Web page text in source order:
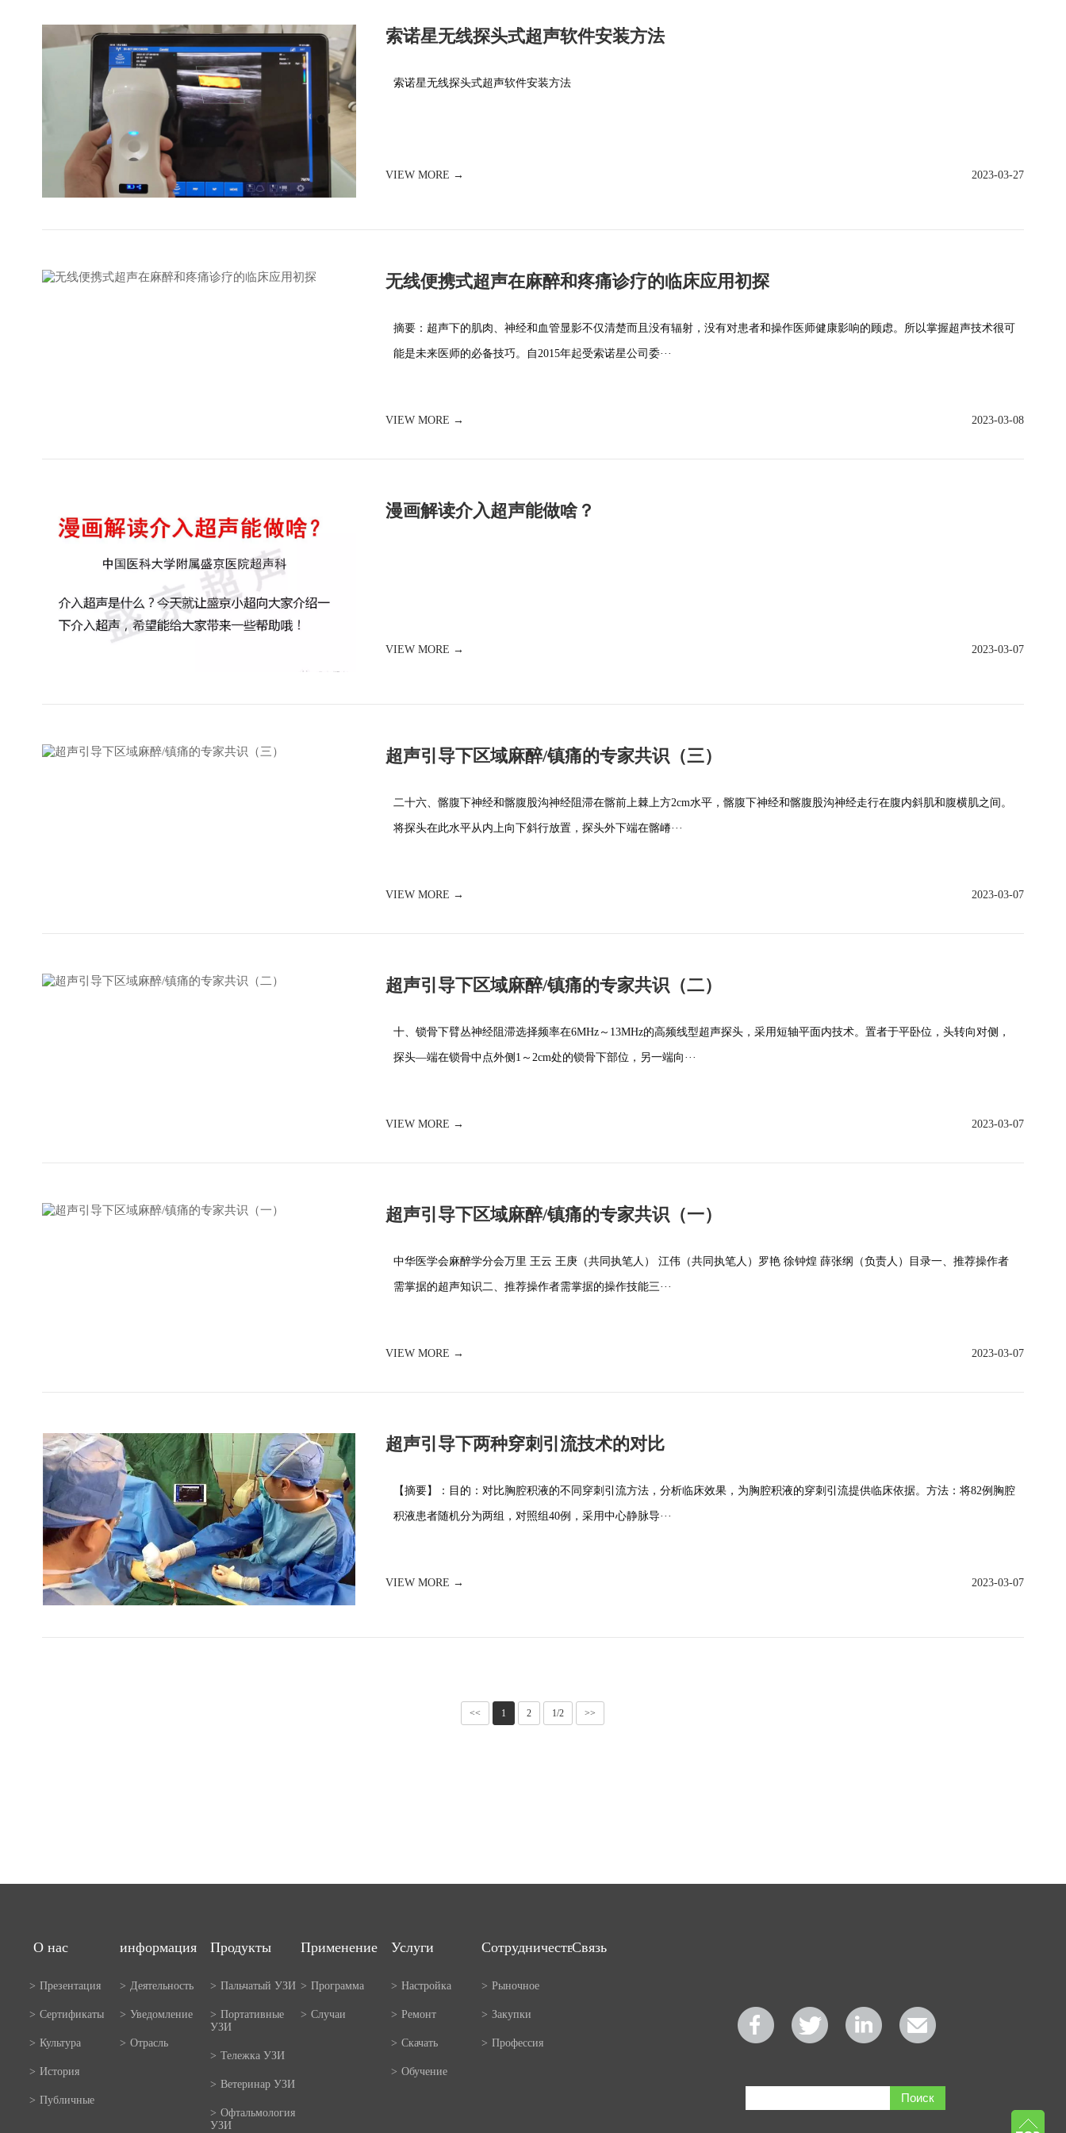
索诺星无线探头式超声软件安装方法
索诺星无线探头式超声软件安装方法
VIEW MORE → 2023-03-27
无线便携式超声在麻醉和疼痛诊疗的临床应用初探
摘要：超声下的肌肉、神经和血管显影不仅清楚而且没有辐射，没有对患者和操作医师健康影响的顾虑。所以掌握超声技术很可
能是未来医师的必备技巧。自2015年起受索诺星公司委···
VIEW MORE → 2023-03-08
漫画解读介入超声能做啥？
VIEW MORE → 2023-03-07
超声引导下区域麻醉/镇痛的专家共识（三）
二十六、髂腹下神经和髂腹股沟神经阻滞在髂前上棘上方2cm水平，髂腹下神经和髂腹股沟神经走行在腹内斜肌和腹横肌之间。
将探头在此水平从内上向下斜行放置，探头外下端在髂嵴···
VIEW MORE → 2023-03-07
超声引导下区域麻醉/镇痛的专家共识（二）
十、锁骨下臂丛神经阻滞选择频率在6MHz～13MHz的高频线型超声探头，采用短轴平面内技术。置者于平卧位，头转向对侧，
探头—端在锁骨中点外侧1～2cm处的锁骨下部位，另一端向···
VIEW MORE → 2023-03-07
超声引导下区域麻醉/镇痛的专家共识（一）
中华医学会麻醉学分会万里 王云 王庚（共同执笔人） 江伟（共同执笔人）罗艳 徐钟煌 薛张纲（负责人）目录一、推荐操作者
需掌据的超声知识二、推荐操作者需掌据的操作技能三···
VIEW MORE → 2023-03-07
超声引导下两种穿刺引流技术的对比
【摘要】：目的：对比胸腔积液的不同穿刺引流方法，分析临床效果，为胸腔积液的穿刺引流提供临床依据。方法：将82例胸腔
积液患者随机分为两组，对照组40例，采用中心静脉导···
VIEW MORE → 2023-03-07
<< 1 2 1/2 >>
О нас
> Презентация
> Сертификаты
> Культура
> История
> Публичные
информация
> Деятельность
> Уведомление
> Отрасль
Продукты
> Пальчатый УЗИ
> Портативные
УЗИ
> Тележка УЗИ
> Ветеринар УЗИ
> Офтальмология
УЗИ
Применение
> Программа
> Случаи
Услуги
> Настройка
> Ремонт
> Скачать
> Обучение
Сотрудничество
> Рыночное
> Закупки
> Профессия
Связь
Поиск